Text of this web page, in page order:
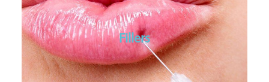
Fillers
Volume herstel
Jukbeenderen
Lippen volume